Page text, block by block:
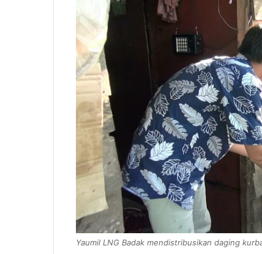
Yaumil LNG Badak mendistribusikan daging